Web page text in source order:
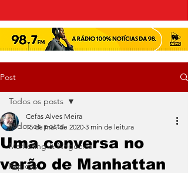
Post
Todos os posts
Marketing & Negócios
Rápidas
Todos os posts
Uma conversa no
verão de Manhattan
Cefas Alves Meira
15 de mai. de 2020 3 min de leitura